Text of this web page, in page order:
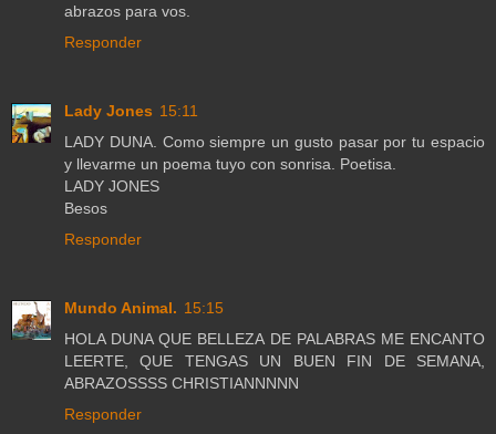
abrazos para vos.
Responder
Lady Jones 15:11
LADY DUNA. Como siempre un gusto pasar por tu espacio
y llevarme un poema tuyo con sonrisa. Poetisa.
LADY JONES
Besos
Responder
Mundo Animal. 15:15
HOLA DUNA QUE BELLEZA DE PALABRAS ME ENCANTO
LEERTE, QUE TENGAS UN BUEN FIN DE SEMANA,
ABRAZOSSSS CHRISTIANNNNN
Responder